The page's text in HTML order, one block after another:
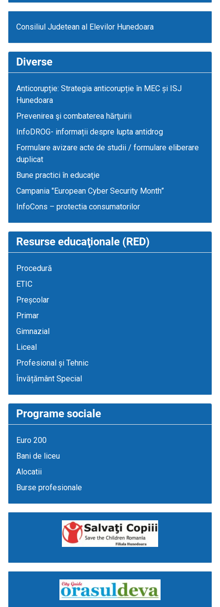
Consiliul Judetean al Elevilor Hunedoara
Diverse
Anticorupție: Strategia anticorupție în MEC și ISJ
Hunedoara
Prevenirea şi combaterea hărţuirii
InfoDROG- informații despre lupta antidrog
Formulare avizare acte de studii / formulare eliberare
duplicat
Bune practici în educaţie
Campania "European Cyber Security Month”
InfoCons – protectia consumatorilor
Resurse educaţionale (RED)
Procedură
ETIC
Preșcolar
Primar
Gimnazial
Liceal
Profesional și Tehnic
Învățământ Special
Programe sociale
Euro 200
Bani de liceu
Alocatii
Burse profesionale